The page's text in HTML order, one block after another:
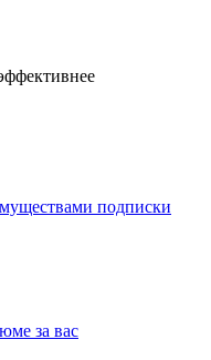
подписки
за вас